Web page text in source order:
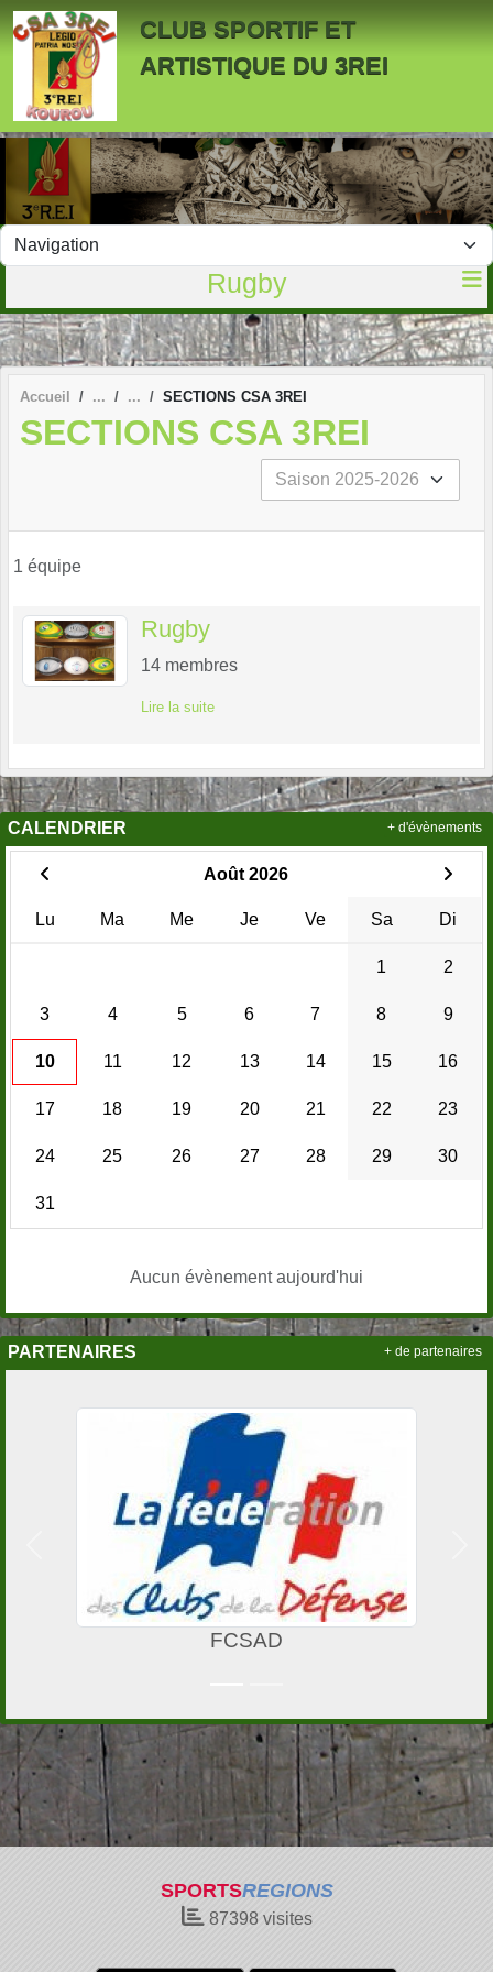
CLUB SPORTIF ET
ARTISTIQUE DU 3REI
Rugby
Accueil SECTIONS CSA 3REI
SECTIONS CSA 3REI
1 équipe
Rugby
14 membres
Lire la suite
CALENDRIER
Août 2026
Lu Ma Me Je Ve Sa Di
1 2
3 4 5 6 7 8 9
10 11 12 13 14 15 16
17 18 19 20 21 22 23
24 25 26 27 28 29 30
31
Aucun évènement aujourd'hui
+ d'évènements
PARTENAIRES
FCSAD
+ de partenaires
SPORTSREGIONS
87398visites
Panneau de gestion des cookies